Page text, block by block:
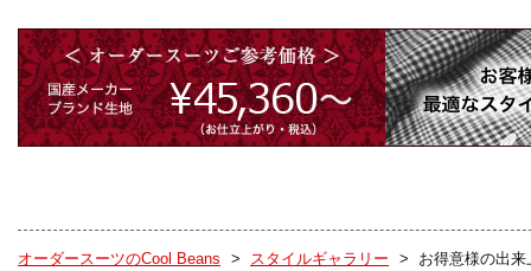
オーダースーツのCool Beans > スタイルギャラリー > お得意様の出来